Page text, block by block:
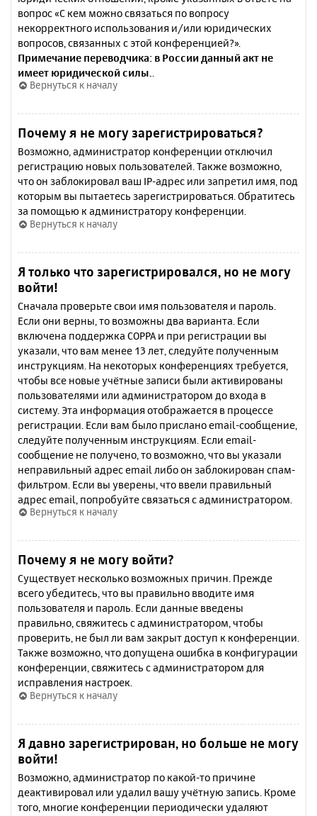
вопрос «С кем можно связаться по вопросу
некорректного использования и/или юридических
вопросов, связанных с этой конференцией?».
Примечание переводчика: в России данный акт не
имеет юридической силы.
Вернуться к началу
Почему я не могу зарегистрироваться?
Возможно, администратор конференции отключил
регистрацию новых пользователей. Также возможно,
что он заблокировал ваш IP-адрес или запретил имя, под
которым вы пытаетесь зарегистрироваться. Обратитесь
за помощью к администратору конференции.
Вернуться к началу
Я только что зарегистрировался, но не могу
войти!
Сначала проверьте свои имя пользователя и пароль.
Если они верны, то возможны два варианта. Если
включена поддержка COPPA и при регистрации вы
указали, что вам менее 13 лет, следуйте полученным
инструкциям. На некоторых конференциях требуется,
чтобы все новые учётные записи были активированы
пользователями или администратором до входа в
систему. Эта информация отображается в процессе
регистрации. Если вам было прислано email-сообщение,
следуйте полученным инструкциям. Если email-
сообщение не получено, то возможно, что вы указали
неправильный адрес email либо он заблокирован спам-
фильтром. Если вы уверены, что ввели правильный
адрес email, попробуйте связаться с администратором.
Вернуться к началу
Почему я не могу войти?
Существует несколько возможных причин. Прежде
всего убедитесь, что вы правильно вводите имя
пользователя и пароль. Если данные введены
правильно, свяжитесь с администратором, чтобы
проверить, не был ли вам закрыт доступ к конференции.
Также возможно, что допущена ошибка в конфигурации
конференции, свяжитесь с администратором для
исправления настроек.
Вернуться к началу
Я давно зарегистрирован, но больше не могу
войти!
Возможно, администратор по какой-то причине
деактивировал или удалил вашу учётную запись. Кроме
того, многие конференции периодически удаляют